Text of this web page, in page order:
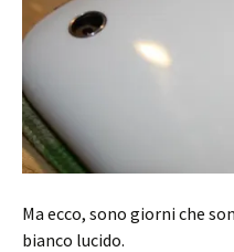
Ma ecco, sono giorni che
bianco lucido.